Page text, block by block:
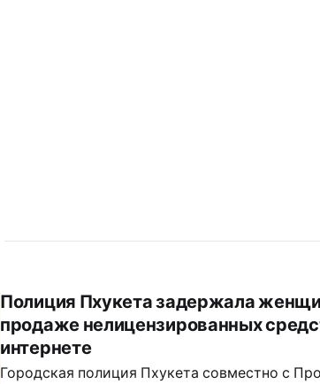
Полиция Пхукета задержала
продаже нелицензированных
интернете
Городская полиция Пхукета совместно с